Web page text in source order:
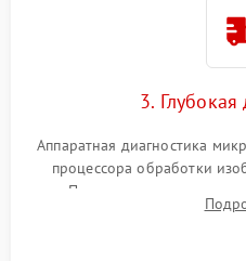
3.
Аппаратная диагностика
процессора обработки
Проверка целостности
интерфейсов связи.